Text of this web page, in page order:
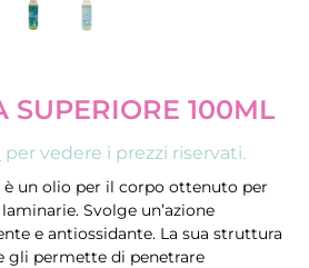
SUPERIORE 100ML
per vedere i prezzi riservati.
è un olio per il corpo ottenuto per
Svolge un’azione
e antiossidante. La sua struttura
gli permette di penetrare